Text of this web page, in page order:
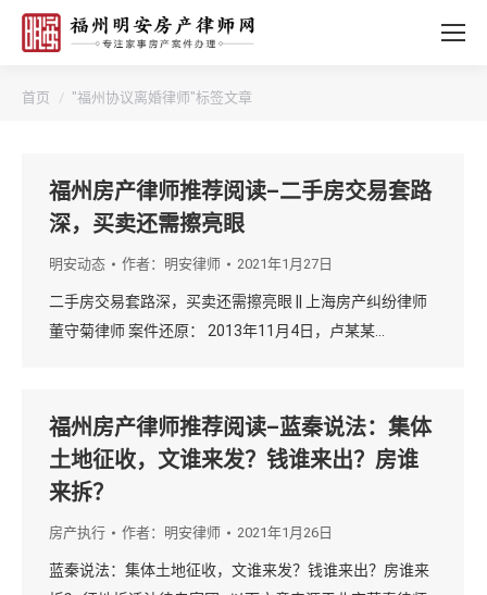
您的位置：
首页 "福州协议离婚律师"标签文章
福州房产律师推荐阅读–二手房交易套路
深，买卖还需擦亮眼
明安动态 作者： 明安律师 2021年1月27日
二手房交易套路深，买卖还需擦亮眼 || 上海房产纠纷律师
董守菊律师 案件还原： 2013年11月4日，卢某某…
福州房产律师推荐阅读–蓝秦说法：集体
土地征收，文谁来发？钱谁来出？房谁
来拆？
房产执行 作者： 明安律师 2021年1月26日
蓝秦说法：集体土地征收，文谁来发？钱谁来出？房谁来